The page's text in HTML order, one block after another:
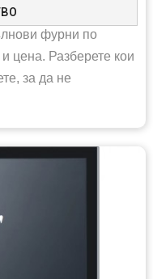
фурни по
цена. Разберете кои
за да не